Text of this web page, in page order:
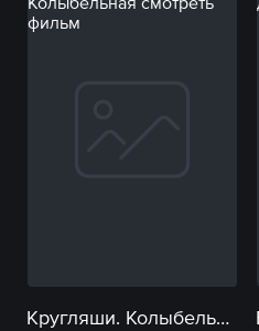
Кругляши. Колыбельная